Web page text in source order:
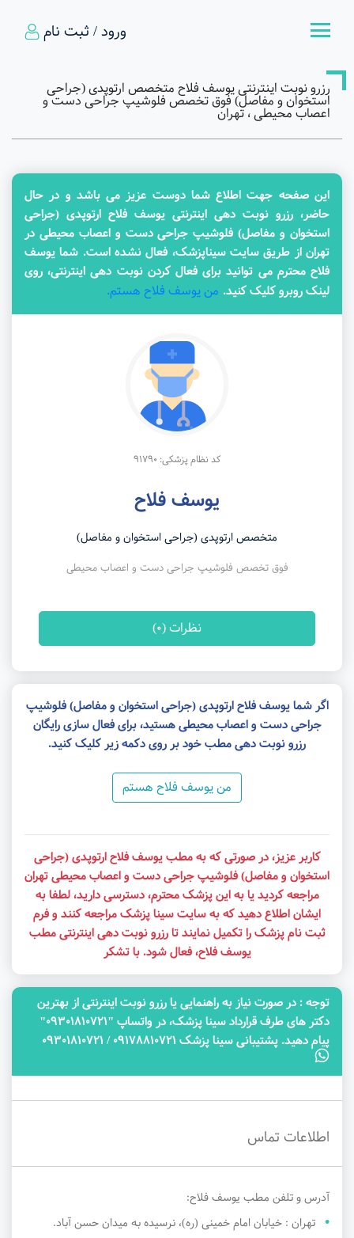
ورود / ثبت نام
رزرو نوبت اینترنتی یوسف فلاح متخصص ارتوپدی (جراحی
استخوان و مفاصل) فوق تخصص فلوشیپ جراحی دست و
اعصاب محیطی ، تهران
این صفحه جهت اطلاع شما دوست عزیز می باشد و در حال
حاضر، رزرو نوبت دهی اینترنتی یوسف فلاح ارتوپدی (جراحی
استخوان و مفاصل) فلوشیپ جراحی دست و اعصاب محیطی در
تهران از طریق سایت سیناپزشک، فعال نشده است. شما یوسف
فلاح محترم می توانید برای فعال کردن نوبت دهی اینترنتی، روی
لینک روبرو کلیک کنید. من یوسف فلاح هستم.
کد نظام پزشکی: 91790
یوسف فلاح
متخصص ارتوپدی (جراحی استخوان و مفاصل)
فوق تخصص فلوشیپ جراحی دست و اعصاب محیطی
نظرات (0)
اگر شما یوسف فلاح ارتوپدی (جراحی استخوان و مفاصل) فلوشیپ
جراحی دست و اعصاب محیطی هستید، برای فعال سازی رایگان
رزرو نوبت دهی مطب خود بر روی دکمه زیر کلیک کنید.
من یوسف فلاح هستم
کاربر عزیز، در صورتی که به مطب یوسف فلاح ارتوپدی (جراحی
استخوان و مفاصل) فلوشیپ جراحی دست و اعصاب محیطی تهران
مراجعه کردید یا به این پزشک محترم، دسترسی دارید، لطفا به
ایشان اطلاع دهید که به سایت سینا پزشک مراجعه کنند و فرم
ثبت نام پزشک را تکمیل نمایند تا رزرو نوبت دهی اینترنتی مطب
یوسف فلاح، فعال شود. با تشکر
توجه‌ : در صورت نیاز به راهنمایی یا رزرو نوبت اینترنتی از بهترین
دکتر های طرف قرارداد سینا پزشک، در واتساپ "09301810721"
پیام دهید. پشتیبانی سینا پزشک 09178810721 / 09301810721
اطلاعات تماس
آدرس و تلفن مطب یوسف فلاح:
تهران : خیابان امام خمینی (ره)، نرسیده به میدان حسن آباد.